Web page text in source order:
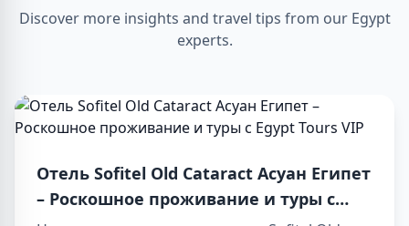
Discover more insights and travel tips from our Egypt
experts.
Отель Sofitel Old Cataract Асуан Египет
– Роскошное проживание и туры с